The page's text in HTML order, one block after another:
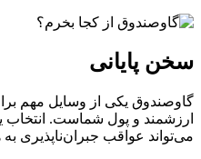
سخن پایانی
گاوصندوق یکی از وسایل مهم
ارزشمند و پول شماست. انتخاب
می‌تواند عواقب جبران‌ناپذیری